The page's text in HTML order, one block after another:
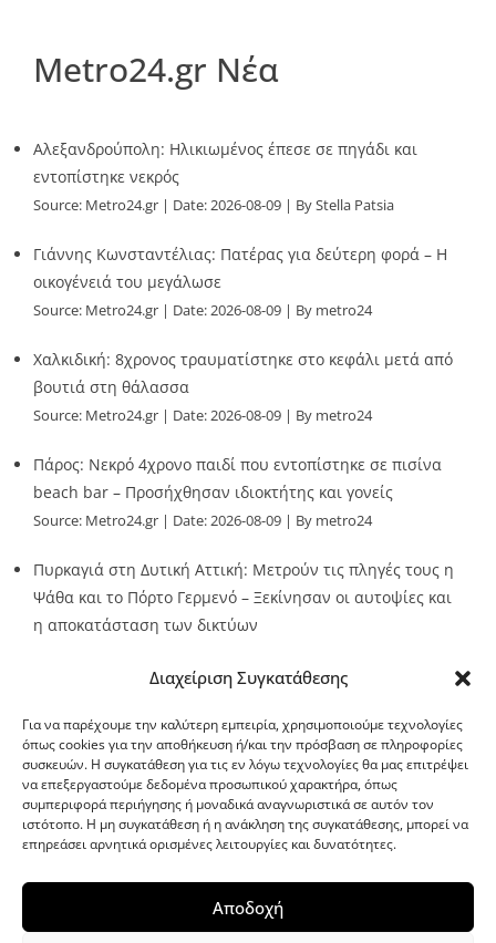
Διαχείριση Συγκατάθεσης
Για να παρέχουμε την καλύτερη εμπειρία, χρησιμοποιούμε τεχνολογίες
όπως cookies για την αποθήκευση ή/και την πρόσβαση σε πληροφορίες
συσκευών. Η συγκατάθεση για τις εν λόγω τεχνολογίες θα μας επιτρέψει
να επεξεργαστούμε δεδομένα προσωπικού χαρακτήρα, όπως
συμπεριφορά περιήγησης ή μοναδικά αναγνωριστικά σε αυτόν τον
ιστότοπο. Η μη συγκατάθεση ή η ανάκληση της συγκατάθεσης, μπορεί να
επηρεάσει αρνητικά ορισμένες λειτουργίες και δυνατότητες.
Αποδοχή
Metro24.gr Νέα
Αλεξανδρούπολη: Ηλικιωμένος έπεσε σε πηγάδι και
εντοπίστηκε νεκρός
Source: Metro24.gr Date: 2026-08-09 By Stella Patsia
Γιάννης Κωνσταντέλιας: Πατέρας για δεύτερη φορά – Η
οικογένειά του μεγάλωσε
Source: Metro24.gr Date: 2026-08-09 By metro24
Χαλκιδική: 8χρονος τραυματίστηκε στο κεφάλι μετά από
βουτιά στη θάλασσα
Source: Metro24.gr Date: 2026-08-09 By metro24
Πάρος: Νεκρό 4χρονο παιδί που εντοπίστηκε σε πισίνα
beach bar – Προσήχθησαν ιδιοκτήτης και γονείς
Source: Metro24.gr Date: 2026-08-09 By metro24
Πυρκαγιά στη Δυτική Αττική: Μετρούν τις πληγές τους η
Ψάθα και το Πόρτο Γερμενό – Ξεκίνησαν οι αυτοψίες και
η αποκατάσταση των δικτύων
G-point.gr